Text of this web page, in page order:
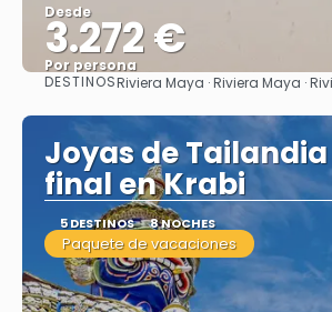
Desde
3.272 €
Por persona
Ver
DESTINOSRiviera Maya · Riviera Maya ·
Joyas de
final en Krabi
5 DESTINOS 8 NOCHES
Paquete de vacaciones